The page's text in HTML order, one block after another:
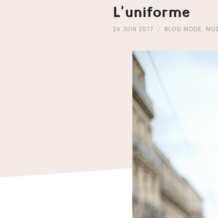
L’uniforme
26 JUIN 2017 BLOG MODE